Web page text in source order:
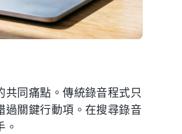
同痛點。傳統錄音程式只
過關鍵行動項。在搜尋錄音
。